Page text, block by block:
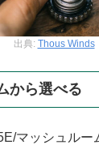
出典: Thous Winds
から選べる
マッシュルー